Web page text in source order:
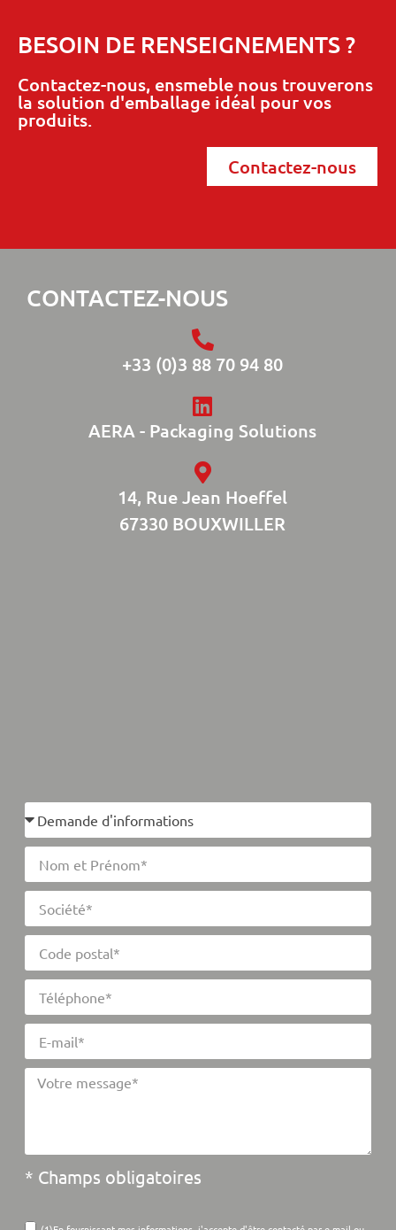
BESOIN DE RENSEIGNEMENTS ?
Contactez-nous, ensmeble nous trouverons
la solution d'emballage idéal pour vos
produits.
Contactez-nous
CONTACTEZ-NOUS
+33 (0)3 88 70 94 80
AERA - Packaging Solutions
14, Rue Jean Hoeffel
67330 BOUXWILLER
* Champs obligatoires